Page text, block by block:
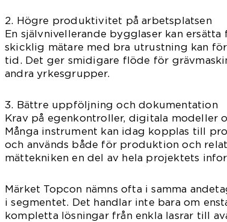
2. Högre produktivitet på arbetsplatsen
En självnivellerande bygglaser kan ersätta
skicklig mätare med bra utrustning kan
tid. Det ger smidigare flöde för
andra yrkesgrupper.
3. Bättre uppföljning och dokumentation
Krav på egenkontroller, digitala modeller
Många instrument kan idag kopplas till
och används både för produktion och
mättekniken en del av hela projektets
Märket Topcon nämns ofta i samma
i segmentet. Det handlar inte bara om
kompletta lösningar från enkla lasrar till